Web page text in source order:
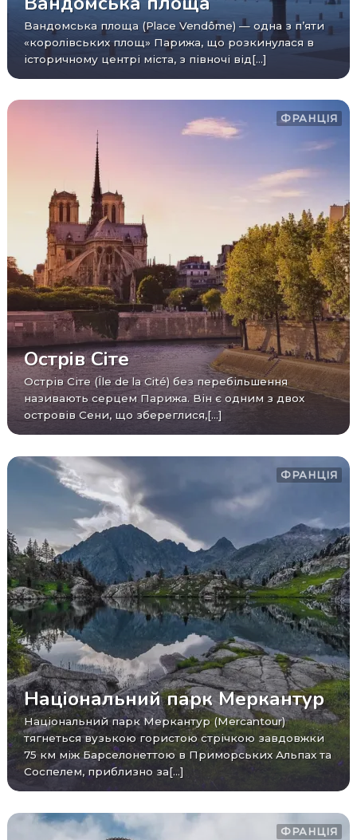
Вандомська площа (Place Vendôme) — одна з п’яти
«королівських площ» Парижа, що розкинулася в
історичному центрі міста, з півночі від[...]
ФРАНЦІЯ
Острів Сіте
Острів Сіте (Île de la Cité) без перебільшення
називають серцем Парижа. Він є одним з двох
островів Сени, що збереглися,[...]
ФРАНЦІЯ
Національний парк Меркантур
Національний парк Меркантур (Mercantour)
тягнеться вузькою гористою стрічкою завдовжки
75 км між Барселонеттою в Приморських Альпах та
Соспелем, приблизно за[...]
ФРАНЦІЯ